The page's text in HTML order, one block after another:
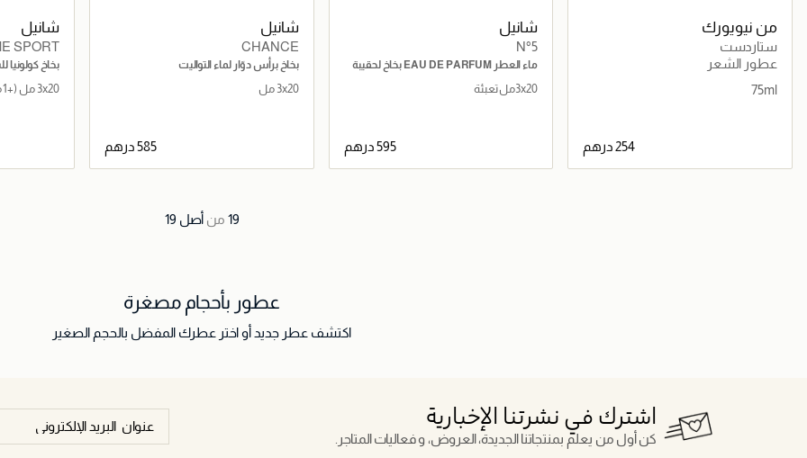
من نيويورك
ستاردست
عطور الشعر
75ml
شانيل
N°5
ماء العطر EAU DE PARFUM بخاخ لحقيبة
اليد
3x20مل تعبئة
⁦595⁩ درهم
شانيل
CHANCE
بخاخ برأس دوّار لماء التواليت
3x20 مل
شانيل
SPORT
بخاخ كولونيا
3x20 مل (+1 مقاس)
19 من أصل
عطور بأحجام مصغرة
اكتشف عطر جديد أو اختر عطرك المفضل بالحجم الصغير
اشترك في نشرتنا الإخبارية
كن أول من يعلم بمنتجاتنا الجديدة، العروض، و فعاليات المتاجر.